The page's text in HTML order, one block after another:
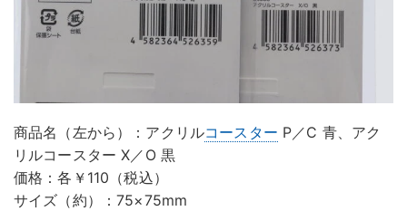
商品名（左から）：アクリルコースター P／C 青、アク
リルコースター X／O 黒
価格：各￥110（税込）
サイズ（約）：75×75mm